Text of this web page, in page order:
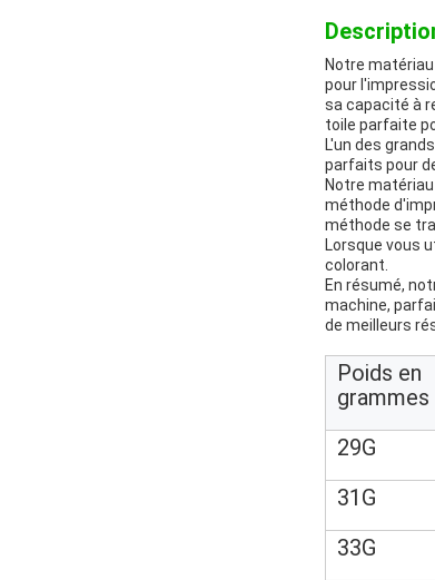
Notre
pour
sa capacité à
toile parfaite
L'un des
parfaits pour
Notre
méthode
méthode se
Lorsque vous
colorant.
En résumé,
machine,
de meilleurs
Poids en
grammes
29G
31G
33G